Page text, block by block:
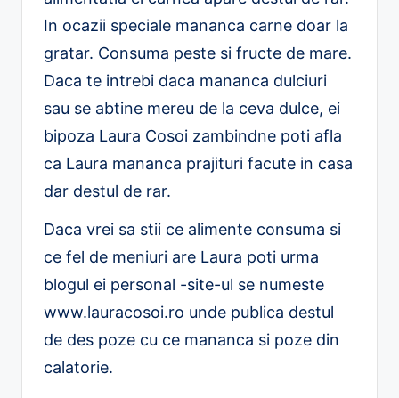
In ocazii speciale mananca carne doar la
gratar. Consuma peste si fructe de mare.
Daca te intrebi daca mananca dulciuri
sau se abtine mereu de la ceva dulce, ei
bipoza Laura Cosoi zambindne poti afla
ca Laura mananca prajituri facute in casa
dar destul de rar.
Daca vrei sa stii ce alimente consuma si
ce fel de meniuri are Laura poti urma
blogul ei personal -site-ul se numeste
www.lauracosoi.ro unde publica destul
de des poze cu ce mananca si poze din
calatorie.